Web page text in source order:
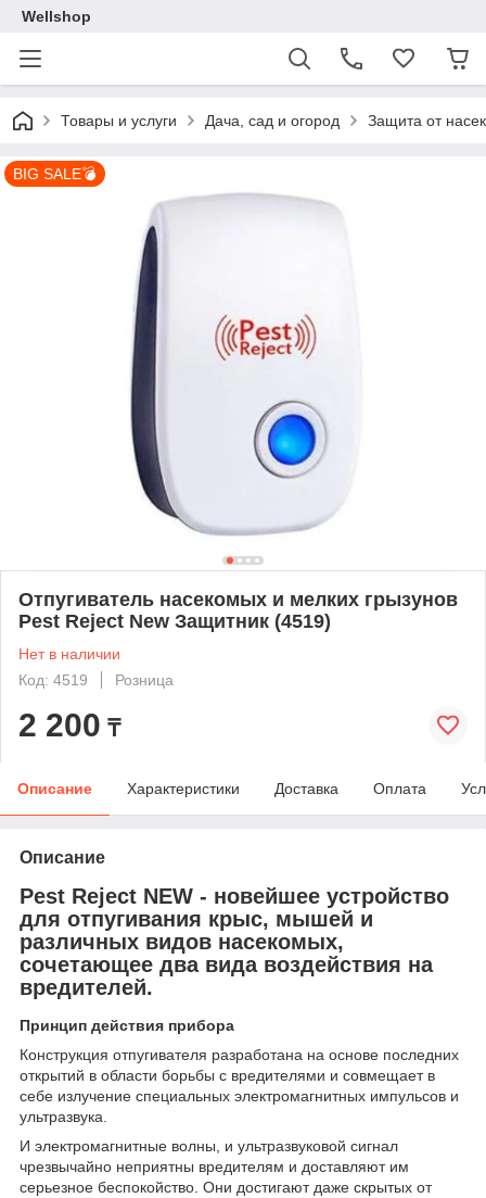
Wellshop
Товары и услуги Дача, сад и огород Защита от
BIG SALE💣
Отпугиватель насекомых и мелких грызунов
Pest Reject New Защитник (4519)
Нет в наличии
Код: 4519
Розница
2 200 ₸
Описание Характеристики Доставка Оплата
Описание
Pest Reject NEW - новейшее устройство
для отпугивания крыс, мышей и
различных видов насекомых,
сочетающее два вида воздействия на
вредителей.
Принцип действия прибора
Конструкция отпугивателя разработана на основе последних
открытий в области борьбы с вредителями и совмещает в
себе излучение специальных электромагнитных импульсов и
ультразвука.
И электромагнитные волны, и ультразвуковой сигнал
чрезвычайно неприятны вредителям и доставляют им
серьезное беспокойство. Они достигают даже скрытых от